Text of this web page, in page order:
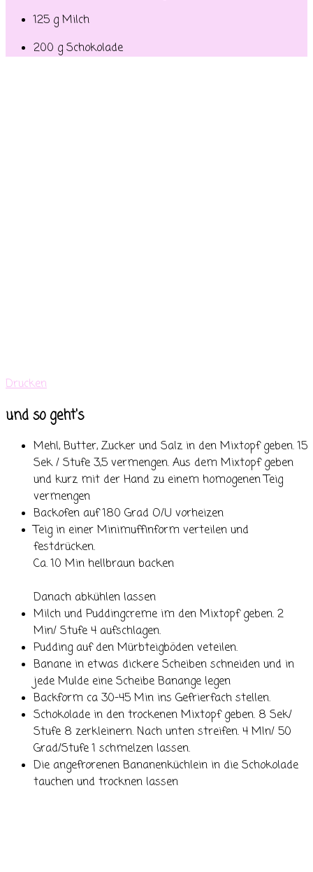
125 g Milch
200 g Schokolade
Drucken
und so geht's
Mehl, Butter, Zucker und Salz in den Mixtopf geben. 15
Sek / Stufe 3,5 vermengen. Aus dem Mixtopf geben
und kurz mit der Hand zu einem homogenen Teig
vermengen
Backofen auf 180 Grad O/U vorheizen
Teig in einer Minimuffinform verteilen und
festdrücken.
Ca. 10 Min hellbraun backen
Danach abkühlen lassen
Milch und Puddingcreme im den Mixtopf geben. 2
Min/ Stufe 4 aufschlagen.
Pudding auf den Mürbteigböden veteilen.
Banane in etwas dickere Scheiben schneiden und in
jede Mulde eine Scheibe Banange legen
Backform ca 30-45 Min ins Gefrierfach stellen.
Schokolade in den trockenen Mixtopf geben. 8 Sek/
Stufe 8 zerkleinern. Nach unten streifen. 4 MIn/ 50
Grad/Stufe 1 schmelzen lassen.
Die angefrorenen Bananenküchlein in die Schokolade
tauchen und trocknen lassen